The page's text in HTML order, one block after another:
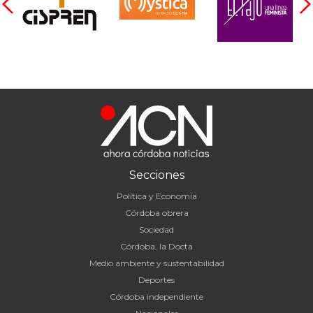
Secciones
Política y Economía
Córdoba obrera
Sociedad
Córdoba, la Docta
Medio ambiente y sustentabilidad
Deportes
Córdoba independiente